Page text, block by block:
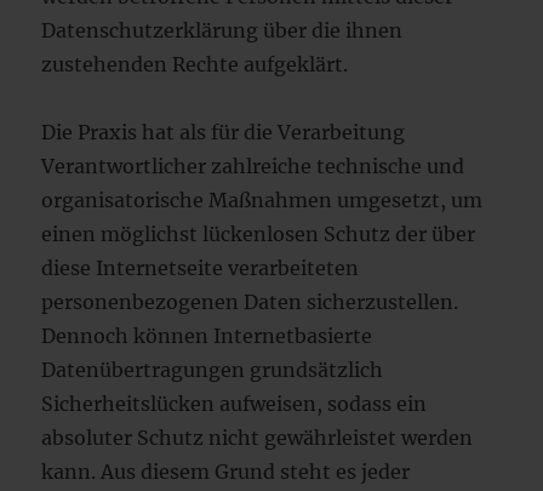
Datenschutzerklärung über die ihnen
zustehenden Rechte aufgeklärt.
Die Praxis hat als für die Verarbeitung
Verantwortlicher zahlreiche technische und
organisatorische Maßnahmen umgesetzt, um
einen möglichst lückenlosen Schutz der über
diese Internetseite verarbeiteten
personenbezogenen Daten sicherzustellen.
Dennoch können Internetbasierte
Datenübertragungen grundsätzlich
Sicherheitslücken aufweisen, sodass ein
absoluter Schutz nicht gewährleistet werden
kann. Aus diesem Grund steht es jeder